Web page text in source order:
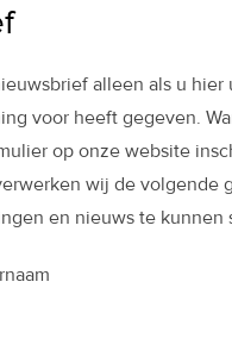
alleen als u
voor heeft gegeven.
op onze website
wij de volgende
en nieuws te kunnen